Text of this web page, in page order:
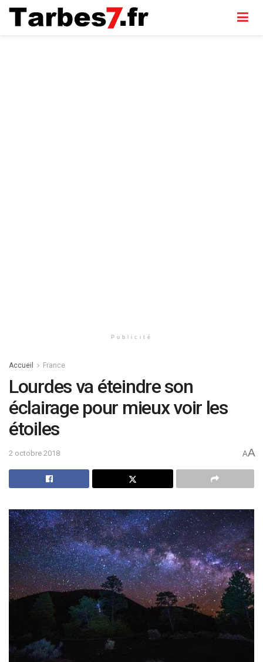
Publicité
Accueil France
Lourdes va éteindre son
éclairage pour mieux voir les
étoiles
2 octobre 2018 AA